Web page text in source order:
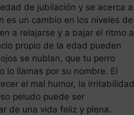
de jubilación y se acerca a
es un cambio en los niveles de
a relajarse y a bajar el ritmo a
propio de la edad pueden
se nublan, que tu perro
lo llamas por su nombre. El
el mal humor, la irritabilidad
peludo puede ser
de una vida feliz y plena.